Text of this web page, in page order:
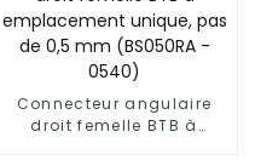
Connecteur angulaire
droit femelle BTB à